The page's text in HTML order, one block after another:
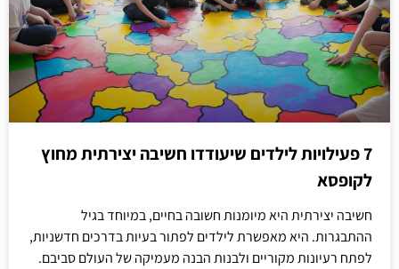
7 פעילויות לילדים שיעודדו חשיבה יצירתית מחוץ
לקופסא
חשיבה יצירתית היא מיומנות חשובה בחיים, במיוחד בגיל
ההתבגרות. היא מאפשרת לילדים לפתור בעיות בדרכים חדשניות,
לפתח רעיונות מקוריים ולבנות הבנה מעמיקה של העולם סביבם.